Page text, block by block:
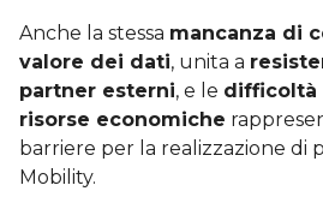
Anche la stessa mancanza di
valore dei dati, unita a
partner esterni, e le difficoltà
risorse economiche
barriere per la realizzazione di
Mobility.